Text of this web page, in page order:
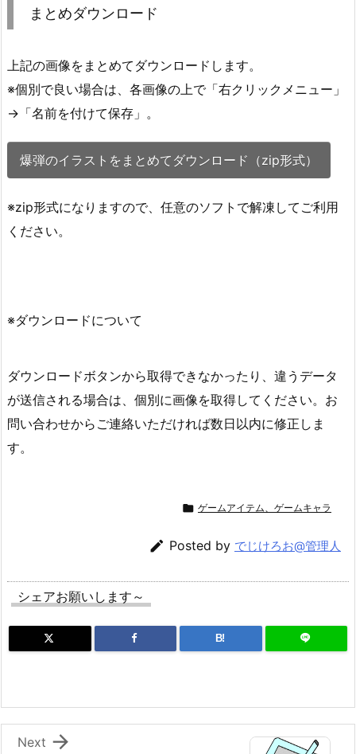
まとめダウンロード
上記の画像をまとめてダウンロードします。
※個別で良い場合は、各画像の上で「右クリックメニュー」
→「名前を付けて保存」。
爆弾のイラストをまとめてダウンロード（zip形式）
※zip形式になりますので、任意のソフトで解凍してご利用
ください。
※ダウンロードについて
ダウンロードボタンから取得できなかったり、違うデータ
が送信される場合は、個別に画像を取得してください。お
問い合わせからご連絡いただければ数日以内に修正しま
す。
 ゲームアイテム、ゲームキャラ
 Posted by でじけろお@管理人
シェアお願いします～
B!

Next